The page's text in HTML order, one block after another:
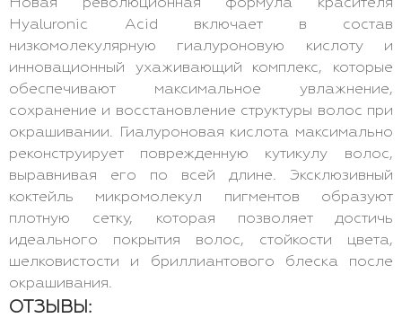
Новая революционная формула красителя
Hyaluronic Acid включает в состав
низкомолекулярную гиалуроновую кислоту и
инновационный ухаживающий комплекс, которые
обеспечивают максимальное увлажнение,
сохранение и восстановление структуры волос при
окрашивании. Гиалуроновая кислота максимально
реконструирует поврежденную кутикулу волос,
выравнивая его по всей длине. Эксклюзивный
коктейль микромолекул пигментов образуют
плотную сетку, которая позволяет достичь
идеального покрытия волос, стойкости цвета,
шелковистости и бриллиантового блеска после
окрашивания.
ОТЗЫВЫ: